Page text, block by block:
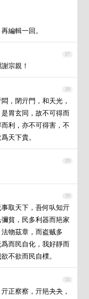
編輯一回。
27
宗親！
28
，閉亓門，和天光，
胃玄同，故不可得而
利，亦不可得害，不
天下貴。
29
30
取天下，吾何㕥知亓
貧，民多利器而邫家
物茲章，而盗贼多
而民自化，我好靜而
不欲而民自樸。
31
正察察，亓邫夬夬，